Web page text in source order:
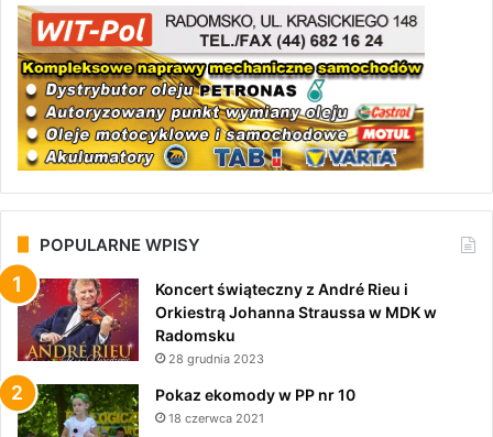
POPULARNE WPISY
Koncert świąteczny z André Rieu i
Orkiestrą Johanna Straussa w MDK w
Radomsku
28 grudnia 2023
Pokaz ekomody w PP nr 10
18 czerwca 2021